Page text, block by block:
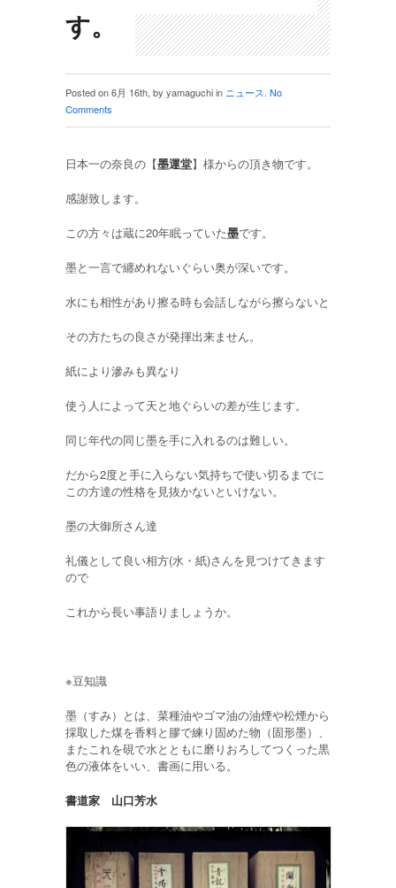
す。
Posted on 6月 16th, by yamaguchi in ニュース. No
Comments
日本一の奈良の【墨運堂】様からの頂き物です。
感謝致します。
この方々は蔵に20年眠っていた墨です。
墨と一言で纏めれないぐらい奥が深いです。
水にも相性があり擦る時も会話しながら擦らないと
その方たちの良さが発揮出来ません。
紙により滲みも異なり
使う人によって天と地ぐらいの差が生じます。
同じ年代の同じ墨を手に入れるのは難しい。
だから2度と手に入らない気持ちで使い切るまでに
この方達の性格を見抜かないといけない。
墨の大御所さん達
礼儀として良い相方(水・紙)さんを見つけてきます
ので
これから長い事語りましょうか。
※豆知識
墨（すみ）とは、菜種油やゴマ油の油煙や松煙から
採取した煤を香料と膠で練り固めた物（固形墨）、
またこれを硯で水とともに磨りおろしてつくった黒
色の液体をいい、書画に用いる。
書道家 山口芳水